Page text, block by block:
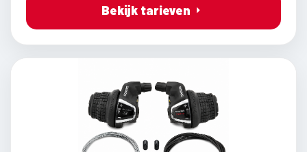
Bekijk tarieven